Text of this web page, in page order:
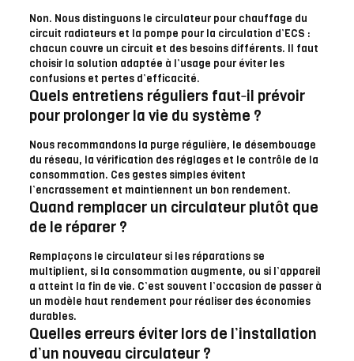
Non. Nous distinguons le circulateur pour chauffage du
circuit radiateurs et la pompe pour la circulation d’ECS :
chacun couvre un circuit et des besoins différents. Il faut
choisir la solution adaptée à l’usage pour éviter les
confusions et pertes d’efficacité.
Quels entretiens réguliers faut‑il prévoir
pour prolonger la vie du système ?
Nous recommandons la purge régulière, le désembouage
du réseau, la vérification des réglages et le contrôle de la
consommation. Ces gestes simples évitent
l’encrassement et maintiennent un bon rendement.
Quand remplacer un circulateur plutôt que
de le réparer ?
Remplaçons le circulateur si les réparations se
multiplient, si la consommation augmente, ou si l’appareil
a atteint la fin de vie. C’est souvent l’occasion de passer à
un modèle haut rendement pour réaliser des économies
durables.
Quelles erreurs éviter lors de l’installation
d’un nouveau circulateur ?